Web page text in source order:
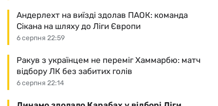
6 серпня 22:59
Андерлехт на виїзді здолав ПАОК: команда
Сікана на шляху до Ліги Європи
6 серпня 22:14
Ракув з українцем не переміг Хаммарбю: матч
відбору ЛК без забитих голів